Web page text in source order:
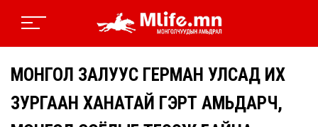
МОНГОЛ ЗАЛУУС ГЕРМАН УЛСАД ИХ
ЗУРГААН ХАНАТАЙ ГЭРТ АМЬДАРЧ,